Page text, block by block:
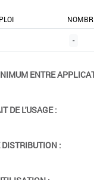
-
ENTRE
DE L'USAGE :
DISTRIBUTION :